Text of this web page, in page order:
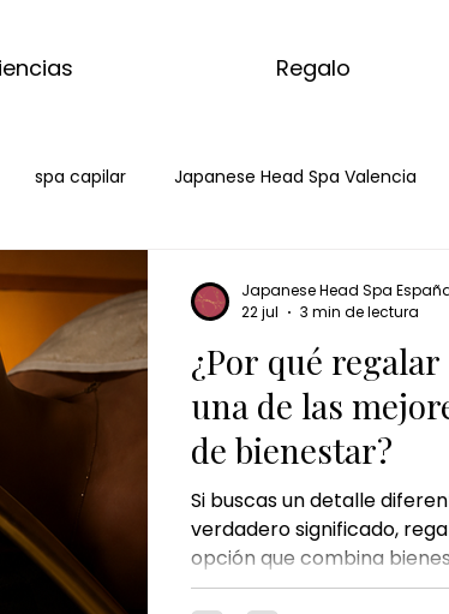
Regalo
spa capilar Japanese Head Spa Valencia
ciudad real
matcha massage kyoto matcha ritual
masaje corporal de jengibre masaje de
dubai ritual cheque de regalo El regalo
¿Por qué regalar
una de las
de bienestar?
Si buscas un detalle
verdadero significado,
opción que combina
autocuidado en una
Japanese Head Spa
22 jul
3 min de lectura